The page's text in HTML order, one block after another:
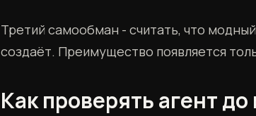
Третий самообман - считать, что
создаёт. Преимущество появляется
Как проверять агент